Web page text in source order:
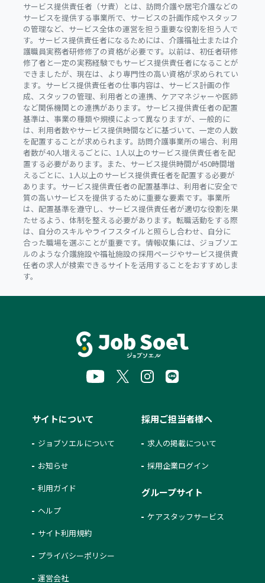
サービス提供責任者（サ責）とは、訪問介護や居宅介護などの
サービスを提供する事業所で、サービスの計画作成やスタッフ
の管理など、サービス全体の運営を担う重要な役割を担う人で
す。サービス提供責任者になるためには、介護福祉士または介
護職員実務者研修修了の資格が必要です。以前は、初任者研修
修了者と一定の実務経験でもサービス提供責任者になることが
できましたが、現在は、より専門性の高い資格が求められてい
ます。サービス提供責任者の仕事内容は、サービス計画の作
成、スタッフの管理、利用者との連携、ケアマネジャーや医師
など関係機関との連携があります。サービス提供責任者の配置
基準は、事業の種類や規模によって異なりますが、一般的に
は、利用者数やサービス提供時間などに基づいて、一定の人数
を配置することが求められます。訪問介護事業所の場合、利用
者数が40人増えるごとに、1人以上のサービス提供責任者を配
置する必要があります。また、サービス提供時間が450時間増
えるごとに、1人以上のサービス提供責任者を配置する必要が
あります。サービス提供責任者の配置基準は、利用者に安全で
質の高いサービスを提供するために重要な要素です。事業所
は、配置基準を遵守し、サービス提供責任者が適切な役割を果
たせるよう、体制を整える必要があります。転職活動をする際
は、自分のスキルやライフスタイルと照らし合わせ、自分に
合った職場を選ぶことが重要です。情報収集には、ジョブソエ
ルのような介護施設や福祉施設の採用ページやサービス提供責
任者の求人が検索できるサイトを活用することをおすすめしま
す。
サイトについて
ジョブソエルについて
お知らせ
利用ガイド
ヘルプ
サイト利用規約
プライバシーポリシー
運営会社
採用ご担当者様へ
求人の掲載について
採用企業ログイン
グループサイト
ケアスタッフサービス